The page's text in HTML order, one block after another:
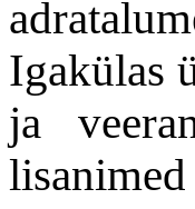
Igakülas
ja